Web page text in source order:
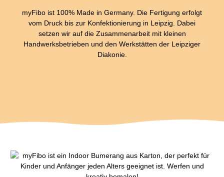
myFibo ist 100% Made in Germany. Die Fertigung erfolgt
vom Druck bis zur Konfektionierung in Leipzig. Dabei
setzen wir auf die Zusammenarbeit mit kleinen
Handwerksbetrieben und den Werkstätten der Leipziger
Diakonie.
Produktgalerie überspringen